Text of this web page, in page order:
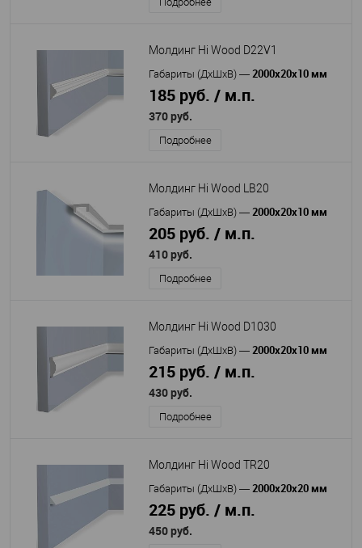
Молдинг Hi Wood D22V1
Габариты (ДхШхВ) — 2000х20х10 мм
185 руб. / м.п.
370 руб.
Подробнее
Молдинг Hi Wood LB20
Габариты (ДхШхВ) — 2000х20х10 мм
205 руб. / м.п.
410 руб.
Подробнее
Молдинг Hi Wood D1030
Габариты (ДхШхВ) — 2000х20х10 мм
215 руб. / м.п.
430 руб.
Подробнее
Молдинг Hi Wood TR20
Габариты (ДхШхВ) — 2000х20х20 мм
225 руб. / м.п.
450 руб.